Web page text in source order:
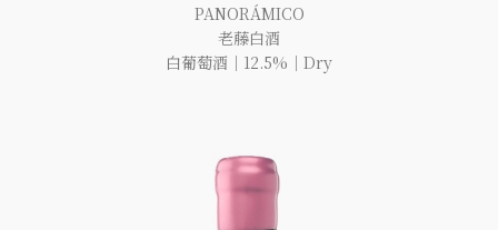
PANORÁMICO
老藤白酒
白葡萄酒｜12.5%｜Dry